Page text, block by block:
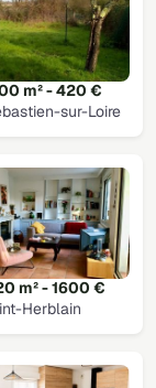
m² - 420 €
sur-Loire
m² - 1600 €
Herblain